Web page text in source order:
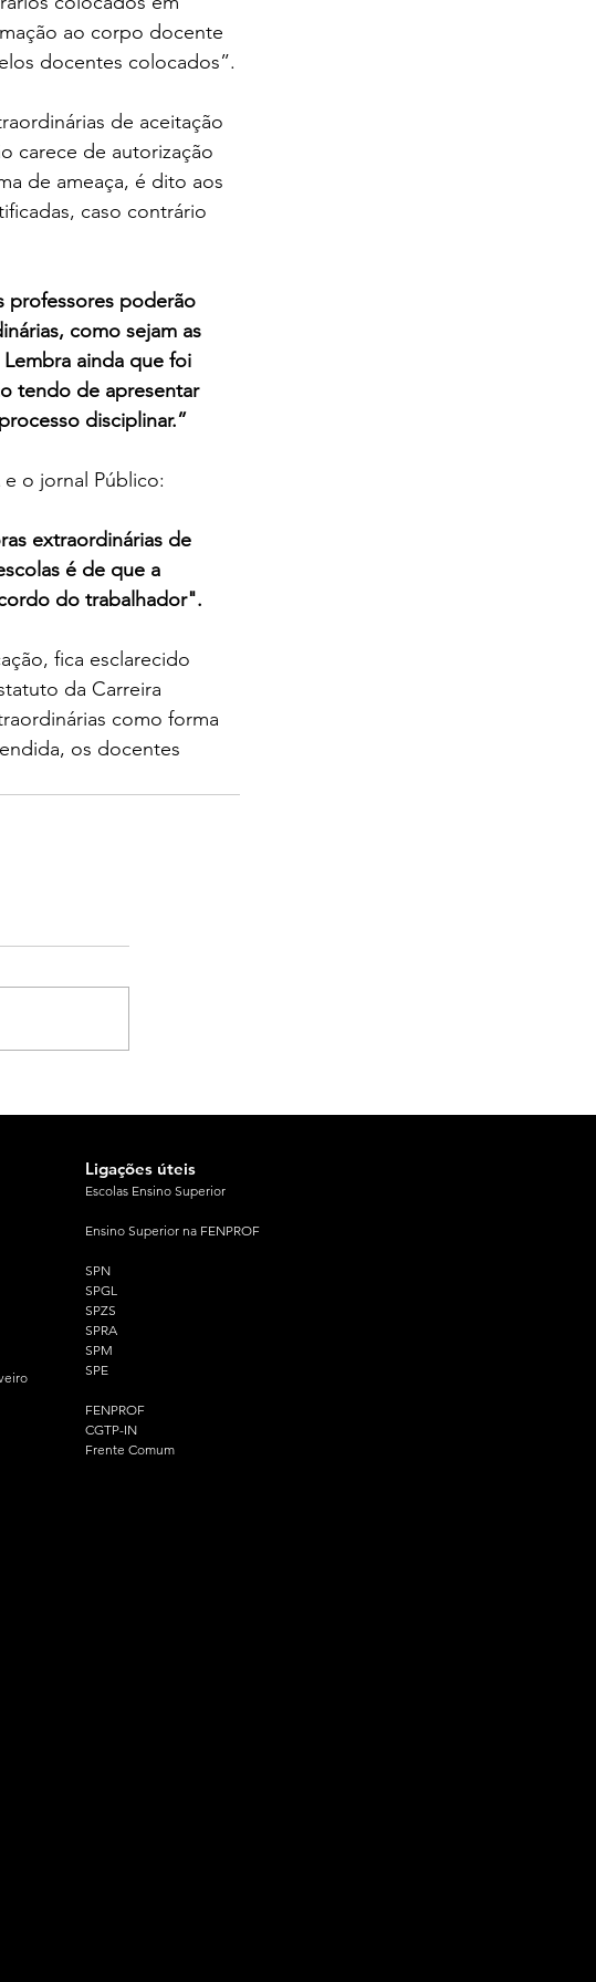
ao corpo docente
docentes colocados”.
de aceitação
carece de autorização
de ameaça, é dito aos
caso contrário
professores poderão
como sejam as
ainda que foi
tendo de apresentar
disciplinar.”
o jornal Público:
extraordinárias de
é de que a
do trabalhador".
fica esclarecido
da Carreira
como forma
os docentes
Ligações úteis
Escolas Ensino Superior
Ensino Superior na FENPROF
SPN
SPGL
SPZS
SPRA
SPM
SPE
FENPROF
CGTP-IN
Frente Comum